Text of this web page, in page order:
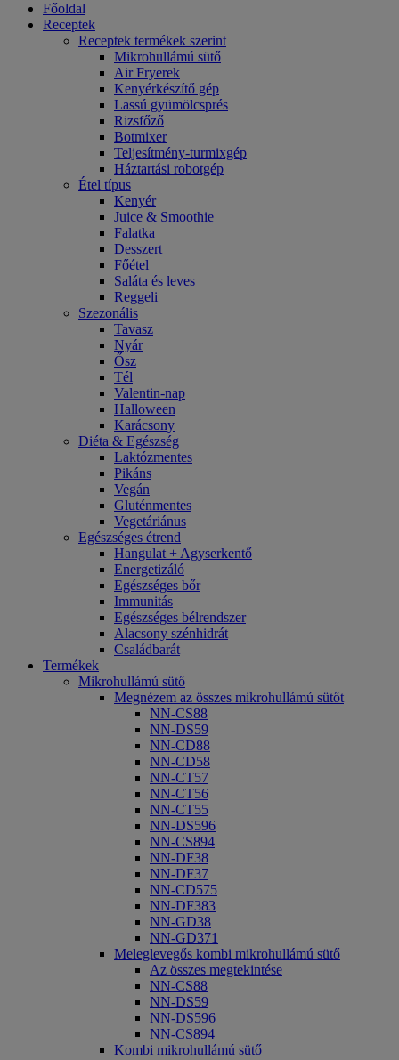
Főoldal
Receptek
Receptek termékek szerint
Mikrohullámú sütő
Air Fryerek
Kenyérkészítő gép
Lassú gyümölcsprés
Rizsfőző
Botmixer
Teljesítmény-turmixgép
Háztartási robotgép
Étel típus
Kenyér
Juice & Smoothie
Falatka
Desszert
Főétel
Saláta és leves
Reggeli
Szezonális
Tavasz
Nyár
Ősz
Tél
Valentin-nap
Halloween
Karácsony
Diéta & Egészség
Laktózmentes
Pikáns
Vegán
Gluténmentes
Vegetáriánus
Egészséges étrend
Hangulat + Agyserkentő
Energetizáló
Egészséges bőr
Immunitás
Egészséges bélrendszer
Alacsony szénhidrát
Családbarát
Termékek
Mikrohullámú sütő
Megnézem az összes mikrohullámú sütőt
NN-CS88
NN-DS59
NN-CD88
NN-CD58
NN-CT57
NN-CT56
NN-CT55
NN-DS596
NN-CS894
NN-DF38
NN-DF37
NN-CD575
NN-DF383
NN-GD38
NN-GD371
Meleglevegős kombi mikrohullámú sütő
Az összes megtekintése
NN-CS88
NN-DS59
NN-DS596
NN-CS894
Kombi mikrohullámú sütő